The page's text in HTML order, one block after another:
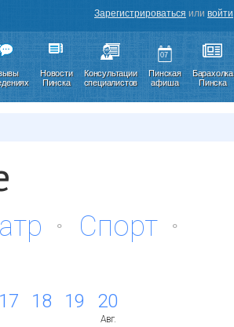
Зарегистрироваться или войти
Новости
Пинска
Консультации
специалистов
07
Пинская
афиша
Барахолка
Пинска
Спорт
17 18 19 20
Авг.